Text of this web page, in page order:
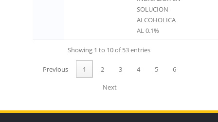
SOLUCION
ALCOHOLICA
AL 0.1%
Showing 1 to 10 of 53 entries
Previous 1 2 3 4 5 6
Next